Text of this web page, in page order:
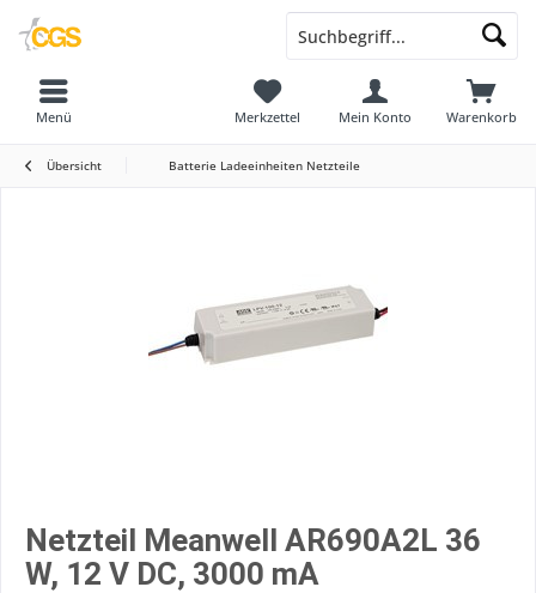
Warenkorb
Merkzettel Mein Konto
Menü
Übersicht Batterie Ladeeinheiten Netzteile
Netzteil Meanwell AR690A2L 36
W, 12 V DC, 3000 mA